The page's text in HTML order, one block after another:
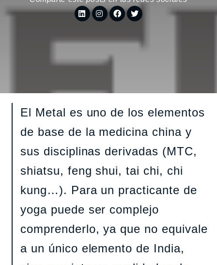
El Metal es uno de los elementos
de base de la medicina china y
sus disciplinas derivadas (MTC,
shiatsu, feng shui, tai chi, chi
kung…). Para un practicante de
yoga puede ser complejo
comprenderlo, ya que no equivale
a un único elemento de India,